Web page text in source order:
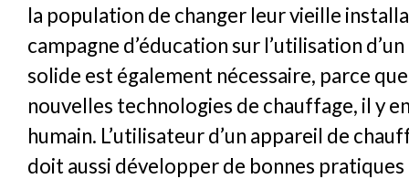
la population de changer leur vieille
campagne d’éducation sur l’utilisation
solide est également nécessaire, parce
nouvelles technologies de chauffage, il y
humain. L’utilisateur d’un appareil de
doit aussi développer de bonnes